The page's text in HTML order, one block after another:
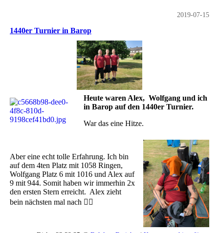
2019-07-15
1440er Turnier in Barop
Heute waren Alex, Wolfgang und ich
in Barop auf den 1440er Turnier.
War das eine Hitze.
Aber eine echt tolle Erfahrung. Ich bin
auf dem 4ten Platz mit 1058 Ringen,
Wolfgang Platz 6 mit 1016 und Alex auf
9 mit 944. Somit haben wir immerhin 2x
den ersten Stern erreicht. Alex zieht
bein nächsten mal nach 👍🏻